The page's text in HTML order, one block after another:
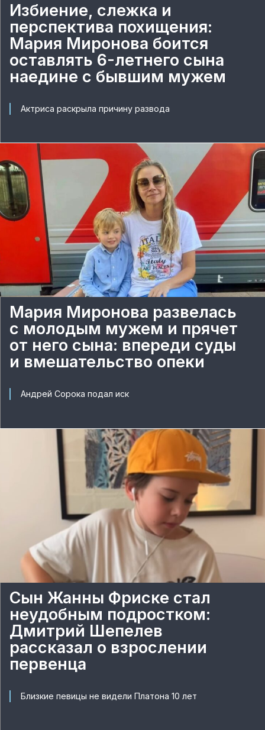
Избиение, слежка и
перспектива похищения:
Мария Миронова боится
оставлять 6-летнего сына
наедине с бывшим мужем
Актриса раскрыла причину развода
Мария Миронова развелась
с молодым мужем и прячет
от него сына: впереди суды
и вмешательство опеки
Андрей Сорока подал иск
Сын Жанны Фриске стал
неудобным подростком:
Дмитрий Шепелев
рассказал о взрослении
первенца
Близкие певицы не видели Платона 10 лет